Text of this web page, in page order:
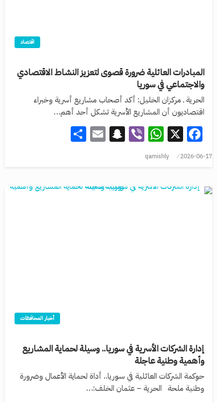
اقتصاد
المبادرات العائلية ضرورة قصوى لتعزيز النشاط الاقتصادي
والاجتماعي في سوريا
الحرية ـ مركزان الخليل: أكد أصحاب مشاريع أسرية وخبراء
اقتصاديون أن المشاريع الأسرية تشكل أحد أهم…
Facebook
X
WhatsApp
Viber
Snapchat
Email
2026-06-17
qamishly
أخبار المحافظات
إدارة الشركات الأسرية في سوريا.. وسيلة لحماية المشاريع
وأهمية وطنية عاجلة
حوكمة الشركات العائلية في سوريا.. أداة لحماية الأعمال وضرورة
وطنية ملحة الحرية – عثمان الخلف:…